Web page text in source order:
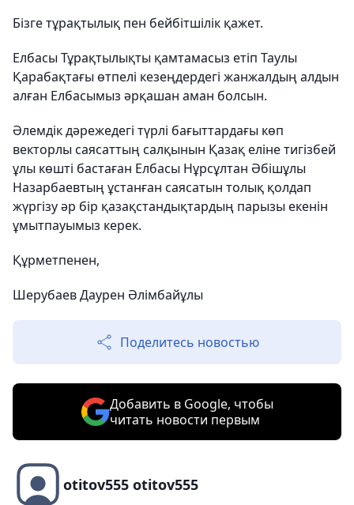
Бізге тұрақтылық пен бейбітшілік қажет.
Елбасы Тұрақтылықты қамтамасыз етіп Таулы
Қарабақтағы өтпелі кезеңдердегі жанжалдың алдын
алған Елбасымыз әрқашан аман болсын.
Әлемдік дәрежедегі түрлі бағыттардағы көп
векторлы саясаттың салқынын Қазақ еліне тигізбей
ұлы көшті бастаған Елбасы Нұрсұлтан Әбішұлы
Назарбаевтың ұстанған саясатын толық қолдап
жүргізу әр бір қазақстандықтардың парызы екенін
ұмытпауымыз керек.
Құрметпенен,
Шерубаев Даурен Әлімбайұлы
Поделитесь новостью
Добавить в Google, чтобы
читать новости первым
otitov555 otitov555